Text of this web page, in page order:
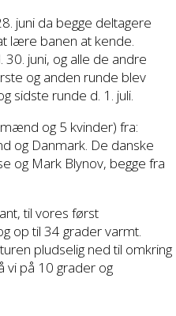
juni da begge deltagere
lære banen at kende.
juni, og alle de andre
og anden runde blev
sidste runde d. 1. juli.
og 5 kvinder) fra:
og Danmark. De danske
og Mark Blynov, begge fra
til vores først
op til 34 grader varmt.
pludselig ned til omkring
vi på 10 grader og